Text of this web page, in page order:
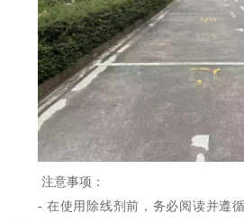
注意事项：
-在使用除线剂前，务必阅读并遵